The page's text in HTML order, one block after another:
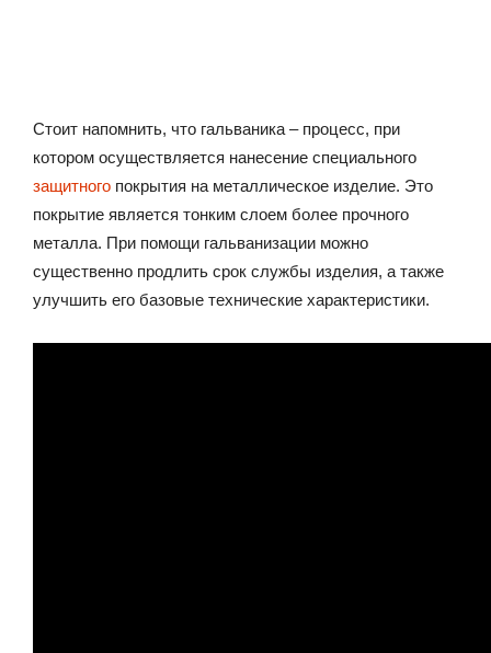
Стоит напомнить, что гальваника – процесс, при
котором осуществляется нанесение специального
защитного покрытия на металлическое изделие. Это
покрытие является тонким слоем более прочного
металла. При помощи гальванизации можно
существенно продлить срок службы изделия, а также
улучшить его базовые технические характеристики.